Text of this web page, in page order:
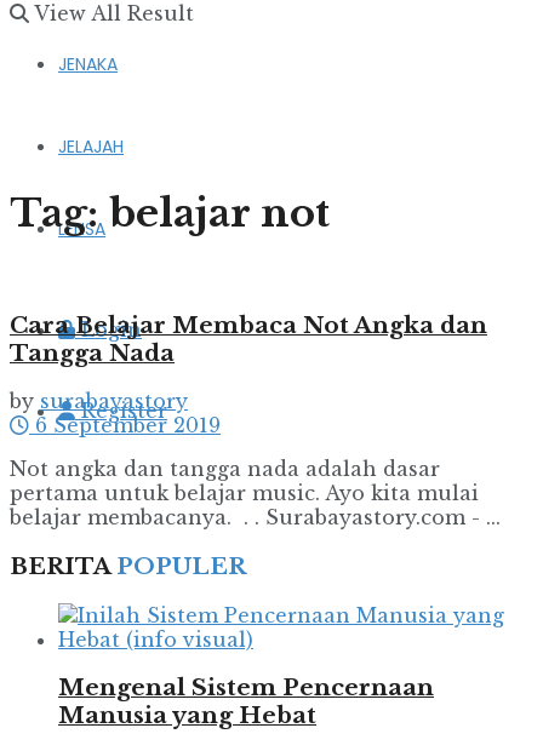
JENAKA
JELAJAH
LENSA
Login
Register
View All Result
Tag:belajar not
Cara Belajar Membaca Not Angka dan
Tangga Nada
by surabayastory
6 September 2019
Not angka dan tangga nada adalah dasar
pertama untuk belajar music. Ayo kita mulai
belajar membacanya. . . Surabayastory.com - ...
BERITAPOPULER
Mengenal Sistem Pencernaan
Manusia yang Hebat